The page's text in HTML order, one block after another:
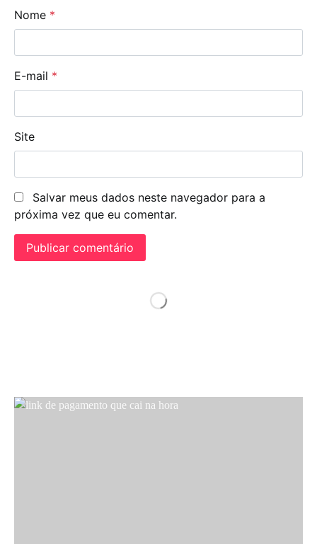
Nome *
E-mail *
Site
Salvar meus dados neste navegador para a
próxima vez que eu comentar.